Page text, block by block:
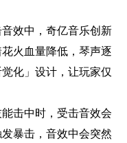
音效中，奇亿音乐创新
火血量降低，琴声逐
化」设计，让玩家仅
能击中时，受击音效会
暴击，音效中会突然